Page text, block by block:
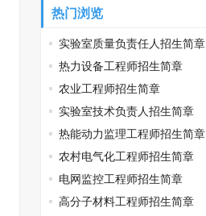
热门浏览
实验室质量负责任人招生简章
热力设备工程师招生简章
农业工程师招生简章
实验室技术负责人招生简章
热能动力监理工程师招生简章
农村电气化工程师招生简章
电网监控工程师招生简章
高分子材料工程师招生简章